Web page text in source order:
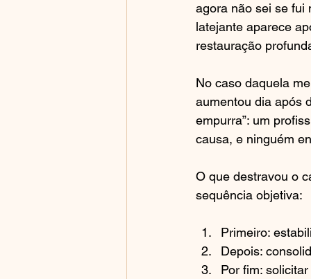
agora não sei se fui
latejante aparece
restauração
No caso daquela
aumentou dia após
empurra”: um
causa, e ninguém
O que destravou o
sequência objetiva:
Primeiro:
Depois:
Por fim: